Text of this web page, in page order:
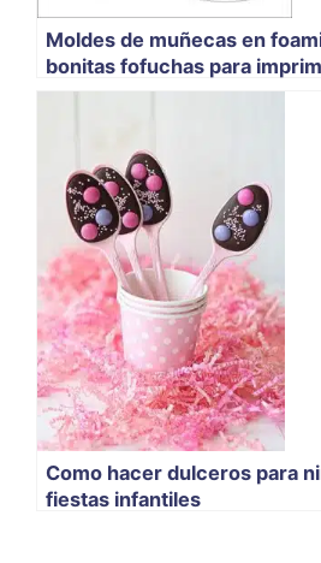
Moldes de muñecas en
bonitas fofuchas para
Como hacer dulceros para
fiestas infantiles